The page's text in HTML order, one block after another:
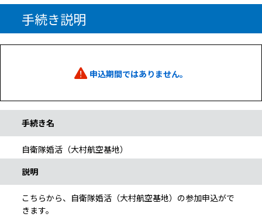
手続き説明
申込期間ではありません。
手続き名
自衛隊婚活（大村航空基地）
説明
こちらから、自衛隊婚活（大村航空基地）の参加申込がで
きます。